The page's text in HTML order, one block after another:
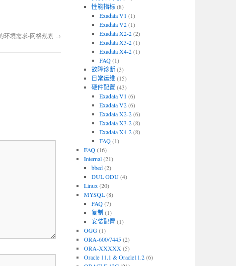
环境需求-网格规划 →
性能指标(8)
Exadata V1 (1)
Exadata V2(1)
Exadata X2-2(2)
Exadata X3-2(1)
Exadata X4-2(1)
FAQ(1)
故障诊断(3)
日常运维(15)
硬件配置 (43)
Exadata V1 (6)
Exadata V2(6)
Exadata X2-2(6)
Exadata X3-2(8)
Exadata X4-2(8)
FAQ(1)
FAQ(16)
Internal(21)
bbed(2)
DUL ODU(4)
Linux (20)
MYSQL(8)
FAQ(7)
复制 (1)
安装配置 (1)
OGG(1)
ORA-600/7445(2)
ORA-XXXXX(5)
Oracle 11.1 & Oracle11.2(6)